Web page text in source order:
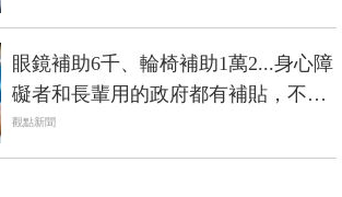
眼鏡補助6千、輪椅補助1萬2...身心障
礙者和長輩用的政府都有補貼，不是
低收入戶也能辦
觀點新聞